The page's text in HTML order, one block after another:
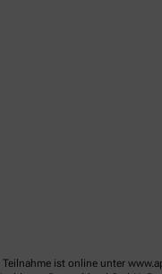
ist online unter